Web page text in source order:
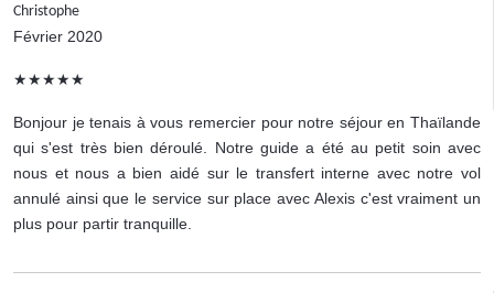
Christophe
Février 2020
★★★★★
Bonjour je tenais à vous remercier pour notre séjour en Thaïlande
qui s'est très bien déroulé. Notre guide a été au petit soin avec
nous et nous a bien aidé sur le transfert interne avec notre vol
annulé ainsi que le service sur place avec Alexis c'est vraiment un
plus pour partir tranquille.